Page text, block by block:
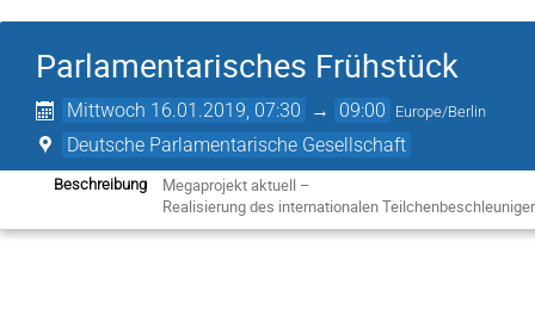
Parlamentarisches Frühstück
Mittwoch 16.01.2019, 07:30 → 09:00 Europe/Berlin
Deutsche Parlamentarische Gesellschaft
Beschreibung
Megaprojekt aktuell –
Realisierung des internationalen